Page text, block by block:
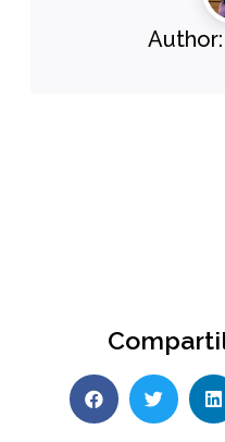
Author: